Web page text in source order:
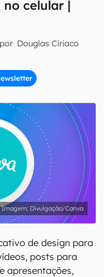
no celular |
Douglas Ciriaco
com os
Divulgação/Canva
de design para
posts para
apresentações,